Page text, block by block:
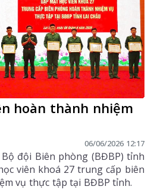
hoàn thành nhiệm
06/06/2026 12:17
đội Biên phòng (BĐBP) tỉnh
viên khoá 27 trung cấp biên
vụ thực tập tại BĐBP tỉnh.